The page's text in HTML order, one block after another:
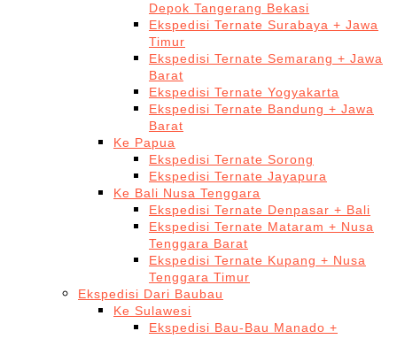
Depok Tangerang Bekasi
Ekspedisi Ternate Surabaya + Jawa
Timur
Ekspedisi Ternate Semarang + Jawa
Barat
Ekspedisi Ternate Yogyakarta
Ekspedisi Ternate Bandung + Jawa
Barat
Ke Papua
Ekspedisi Ternate Sorong
Ekspedisi Ternate Jayapura
Ke Bali Nusa Tenggara
Ekspedisi Ternate Denpasar + Bali
Ekspedisi Ternate Mataram + Nusa
Tenggara Barat
Ekspedisi Ternate Kupang + Nusa
Tenggara Timur
Ekspedisi Dari Baubau
Ke Sulawesi
Ekspedisi Bau-Bau Manado +